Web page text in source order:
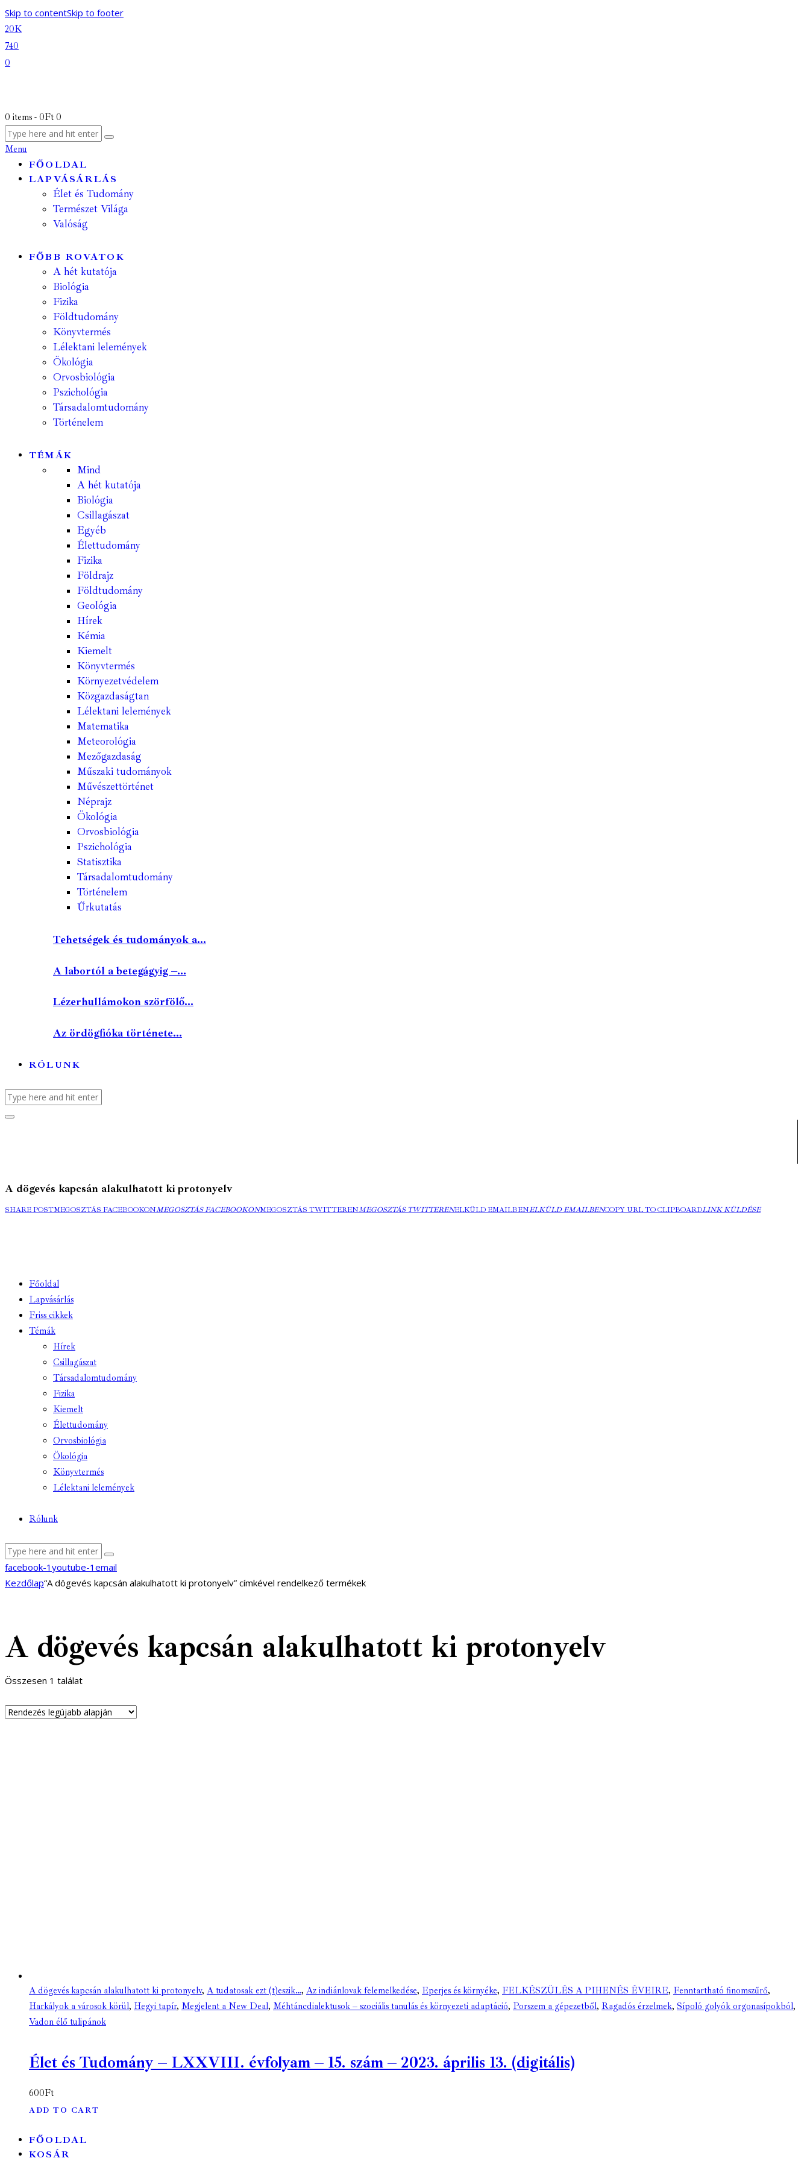
Skip to contentSkip to footer
20K
740
0
0 items - 0Ft 0
Menu
FŐOLDAL
LAPVÁSÁRLÁS
Élet és Tudomány
Természet Világa
Valóság
FŐBB ROVATOK
A hét kutatója
Biológia
Fizika
Földtudomány
Könyvtermés
Lélektani lelemények
Ökológia
Orvosbiológia
Pszichológia
Társadalomtudomány
Történelem
TÉMÁK
Mind
A hét kutatója
Biológia
Csillagászat
Egyéb
Élettudomány
Fizika
Földrajz
Földtudomány
Geológia
Hírek
Kémia
Kiemelt
Könyvtermés
Környezetvédelem
Közgazdaságtan
Lélektani lelemények
Matematika
Meteorológia
Mezőgazdaság
Műszaki tudományok
Művészettörténet
Néprajz
Ökológia
Orvosbiológia
Pszichológia
Statisztika
Társadalomtudomány
Történelem
Űrkutatás
Tehetségek és tudományok a...
A labortól a betegágyig –...
Lézerhullámokon szörfölő...
Az ördögfióka története...
RÓLUNK
A dögevés kapcsán alakulhatott ki protonyelv
SHARE POSTMEGOSZTÁS FACEBOOKONMEGOSZTÁS FACEBOOKONMEGOSZTÁS TWITTERENMEGOSZTÁS TWITTERENELKÜLD EMAILBENELKÜLD EMAILBENCOPY URL TO CLIPBOARDLINK KÜLDÉSE
Főoldal
Lapvásárlás
Friss cikkek
Témák
Hírek
Csillagászat
Társadalomtudomány
Fizika
Kiemelt
Élettudomány
Orvosbiológia
Ökológia
Könyvtermés
Lélektani lelemények
Rólunk
facebook-1 youtube-1 email
Kezdőlap“A dögevés kapcsán alakulhatott ki protonyelv” címkével rendelkező termékek
A dögevés kapcsán alakulhatott ki protonyelv
Összesen 1 találat
A dögevés kapcsán alakulhatott ki protonyelv, A tudatosak ezt (t)eszik…, Az indiánlovak felemelkedése, Eperjes és környéke, FELKÉSZÜLÉS A PIHENÉS ÉVEIRE, Fenntartható finomszűrő,
Harkályok a városok körül, Hegyi tapír, Megjelent a New Deal, Méhtáncdialektusok – szociális tanulás és környezeti adaptáció, Porszem a gépezetből, Ragadós érzelmek, Sípoló golyók orgonasípokból,
Vadon élő tulipánok
Élet és Tudomány – LXXVIII. évfolyam – 15. szám – 2023. április 13. (digitális)
600Ft
ADD TO CART
FŐOLDAL
KOSÁR